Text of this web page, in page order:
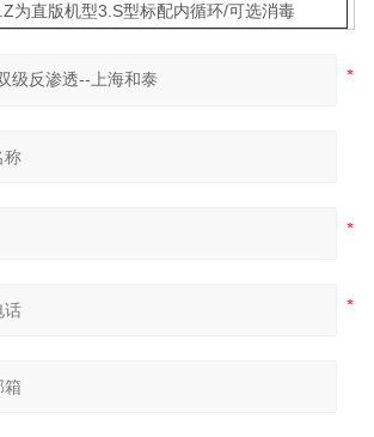
为直版机型3.S型标配内循环/可选消毒